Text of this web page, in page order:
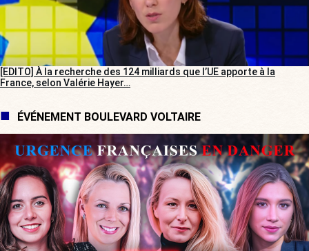
[EDITO] À la recherche des 124 milliards que l’UE apporte à la
France, selon Valérie Hayer…
ÉVÉNEMENT BOULEVARD VOLTAIRE